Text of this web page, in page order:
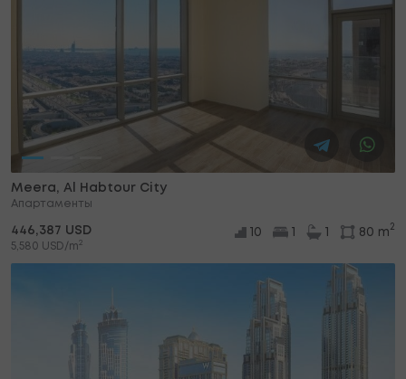
Meera, Al Habtour City
Апартаменты
446,387 USD
5,580 USD/m2
10 80 m 2